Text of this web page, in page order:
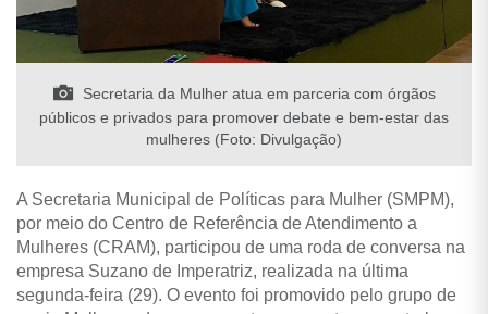
Secretaria da Mulher atua em parceria com órgãos
públicos e privados para promover debate e bem-estar das
mulheres (Foto: Divulgação)
A Secretaria Municipal de Políticas para Mulher (SMPM),
por meio do Centro de Referência de Atendimento a
Mulheres (CRAM), participou de uma roda de conversa na
empresa Suzano de Imperatriz, realizada na última
segunda-feira (29). O evento foi promovido pelo grupo de